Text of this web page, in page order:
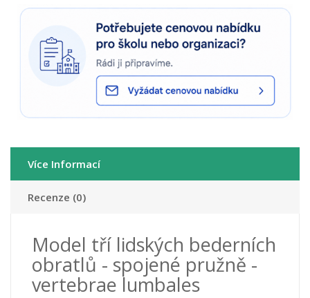
Více Informací
Recenze (0)
Model tří lidských bederních
obratlů - spojené pružně -
vertebrae lumbales